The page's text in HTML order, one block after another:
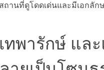
ถานที่ดูโดดเด่นและมีเอกลั
ทพารักษ์ แล